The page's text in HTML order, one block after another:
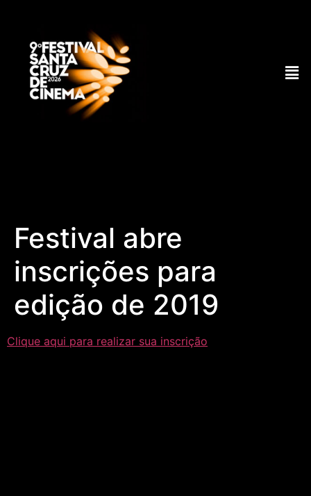
Festival abre
inscrições para
edição de 2019
Clique aqui para realizar sua inscrição